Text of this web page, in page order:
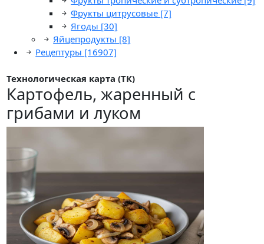
Фрукты цитрусовые [7]
Ягоды [30]
Яйцепродукты [8]
Рецептуры [16907]
Технологическая карта (ТК)
Картофель, жаренный с
грибами и луком